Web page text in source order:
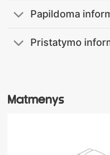
Matmenys
Papildoma
Pristatymo